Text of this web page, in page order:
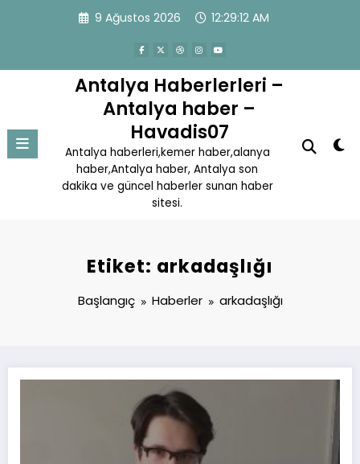
9 Ağustos 2026 12:29:12 AM
Antalya Haberlerleri –
Antalya haber –
Havadis07
Antalya haberleri,kemer haber,alanya
haber,Antalya haber, Antalya son
dakika ve güncel haberler sunan haber
sitesi.
Etiket: arkadaşlığı
Başlangıç Haberler arkadaşlığı